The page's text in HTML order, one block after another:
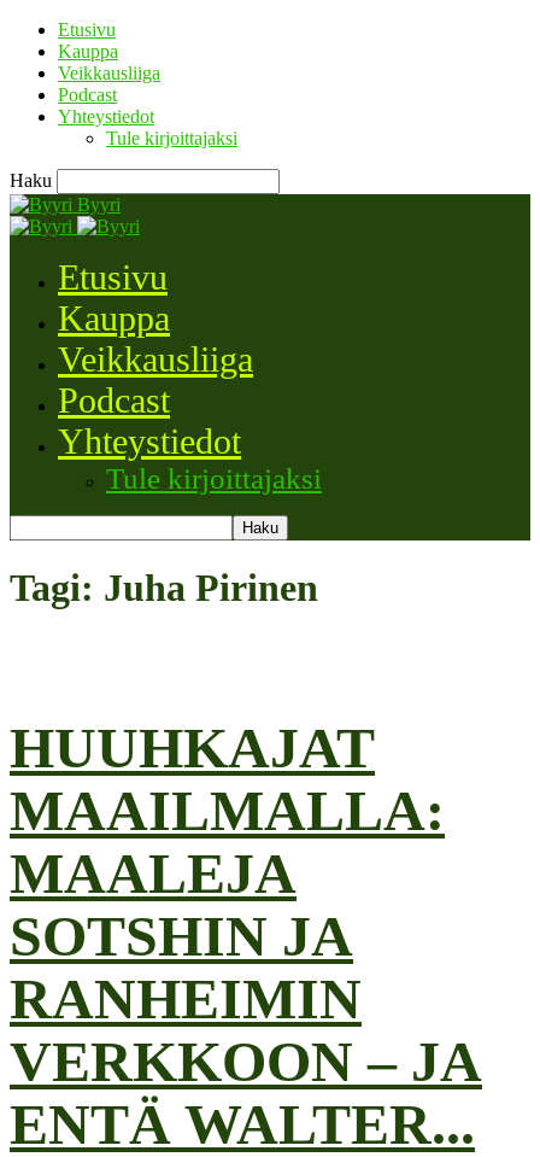
Etusivu
Kauppa
Veikkausliiga
Podcast
Yhteystiedot
Tule kirjoittajaksi
Haku
Byyri
Etusivu
Kauppa
Veikkausliiga
Podcast
Yhteystiedot
Tule kirjoittajaksi
Tagi: Juha Pirinen
HUUHKAJAT
MAAILMALLA:
MAALEJA
SOTSHIN JA
RANHEIMIN
VERKKOON – JA
ENTÄ WALTER...